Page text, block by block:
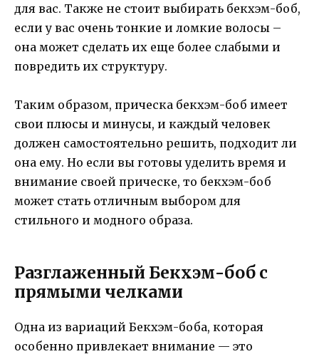
для вас. Также не стоит выбирать бекхэм-боб,
если у вас очень тонкие и ломкие волосы –
она может сделать их еще более слабыми и
повредить их структуру.
Таким образом, прическа бекхэм-боб имеет
свои плюсы и минусы, и каждый человек
должен самостоятельно решить, подходит ли
она ему. Но если вы готовы уделить время и
внимание своей прическе, то бекхэм-боб
может стать отличным выбором для
стильного и модного образа.
Разглаженный Бекхэм-боб с
прямыми челками
Одна из вариаций Бекхэм-боба, которая
особенно привлекает внимание — это